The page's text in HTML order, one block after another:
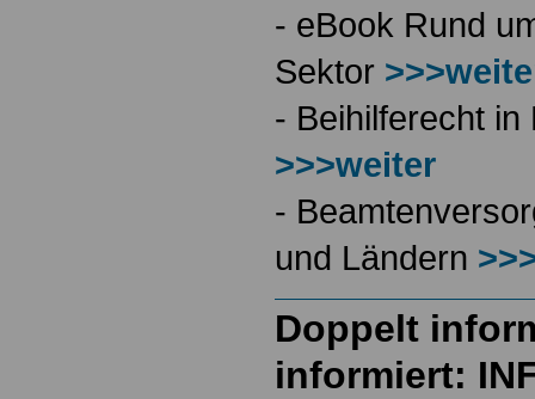
- eBook Rund
Sektor
- Beihilferecht
>>>weiter
-
und Ländern
Doppelt
informiert: